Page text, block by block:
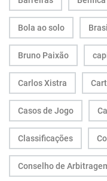
Bola ao solo Brasil
Bruno Paixão
Carlos Xistra
Casos de Jogo
Classificações
Conselho de